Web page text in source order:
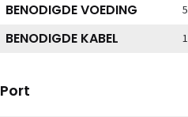
BENODIGDE VOEDING
BENODIGDE KABEL
Port